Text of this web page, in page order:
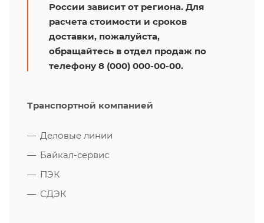
России зависит от региона. Для
расчета стоимости и сроков
доставки, пожалуйста,
обращайтесь в отдел продаж по
телефону 8 (000) 000-00-00.
Транспортной компанией
Деловые линии
Байкал-сервис
ПЭК
СДЭК